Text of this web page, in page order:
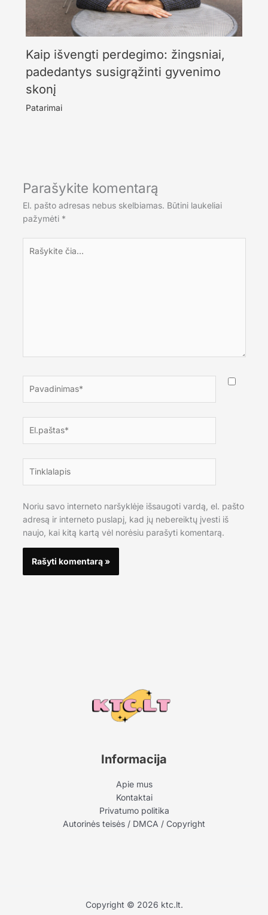
Kaip išvengti perdegimo: žingsniai,
padedantys susigrąžinti gyvenimo
skonį
Patarimai
Parašykite komentarą
El. pašto adresas nebus skelbiamas. Būtini laukeliai
pažymėti *
čia...
Noriu savo interneto naršyklėje išsaugoti vardą, el. pašto
adresą ir interneto puslapį, kad jų nebereiktų įvesti iš
naujo, kai kitą kartą vėl norėsiu parašyti komentarą.
Informacija
Apie mus
Kontaktai
Privatumo politika
Autorinės teisės / DMCA / Copyright
Copyright © 2026 ktc.lt.